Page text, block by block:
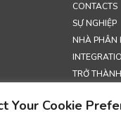
Your Cookie
CONTACTS
SỰ NGHIỆP
NHÀ PHÂN
TRỞ
TRIỂN LÃM